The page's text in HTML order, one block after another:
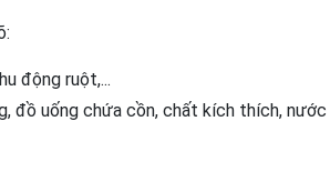
động ruột,...
đồ uống chứa cồn, chất kích thích,